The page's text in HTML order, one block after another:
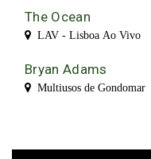
The Ocean
LAV - Lisboa Ao Vivo
Bryan Adams
Multiusos de Gondomar